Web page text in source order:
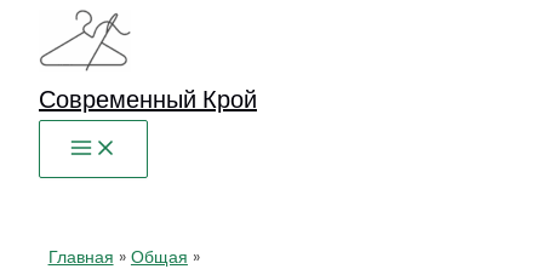
Перейти
содержимому
Современный Крой
Главная
Общая